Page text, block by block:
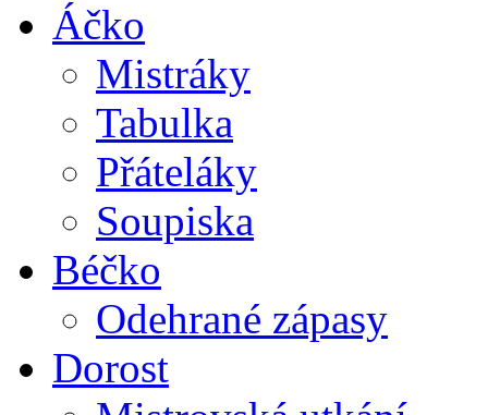
Áčko
Mistráky
Tabulka
Přáteláky
Soupiska
Béčko
Odehrané zápasy
Dorost